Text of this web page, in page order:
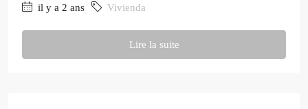
il y a 2 ans Vivienda
Lire la suite